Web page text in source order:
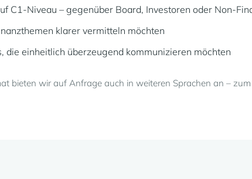
C1-Niveau – gegenüber Board, Investoren oder Non-
klarer vermitteln möchten
die einheitlich überzeugend kommunizieren möchten
bieten wir auf Anfrage auch in weiteren Sprachen an –